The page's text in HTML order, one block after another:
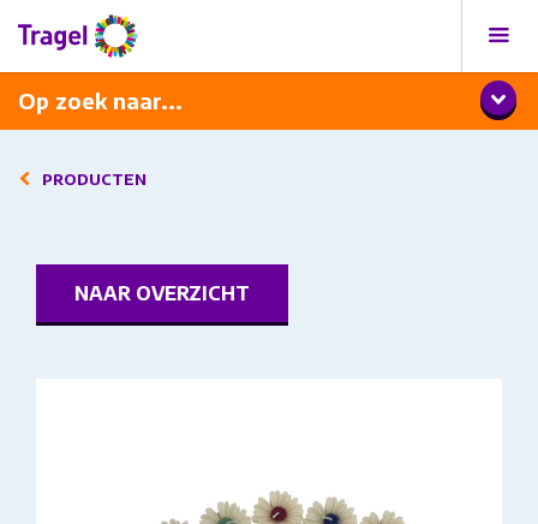
Op zoek naar...
Programma
Diner met wijnarrangement
PRODUCTEN
NAAR OVERZICHT